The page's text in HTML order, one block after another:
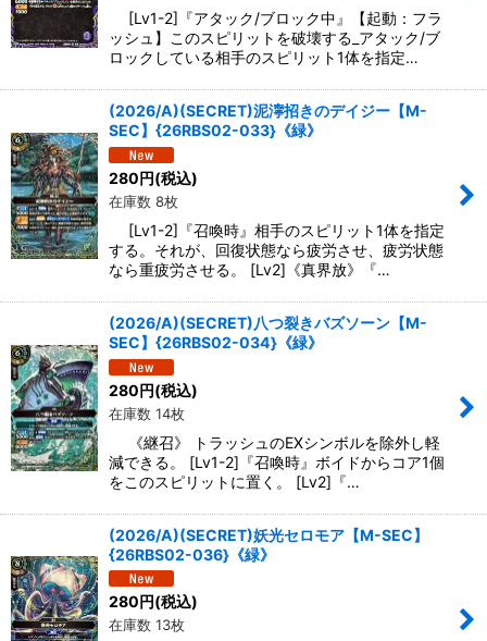
[Lv1-2]『アタック/ブロック中』【起動：フラ
ッシュ】このスピリットを破壊する_アタック/ブ
ロックしている相手のスピリット1体を指定…
(2026/A)(SECRET)泥濘招きのデイジー【M-
SEC】{26RBS02-033}《緑》
280円(税込)
在庫数 8枚
[Lv1-2]『召喚時』相手のスピリット1体を指定
する。それが、回復状態なら疲労させ、疲労状態
なら重疲労させる。 [Lv2]《真界放》『…
(2026/A)(SECRET)八つ裂きバズソーン【M-
SEC】{26RBS02-034}《緑》
280円(税込)
在庫数 14枚
《継召》 トラッシュのEXシンボルを除外し軽
減できる。 [Lv1-2]『召喚時』ボイドからコア1個
をこのスピリットに置く。 [Lv2]『…
(2026/A)(SECRET)妖光セロモア【M-SEC】
{26RBS02-036}《緑》
280円(税込)
在庫数 13枚